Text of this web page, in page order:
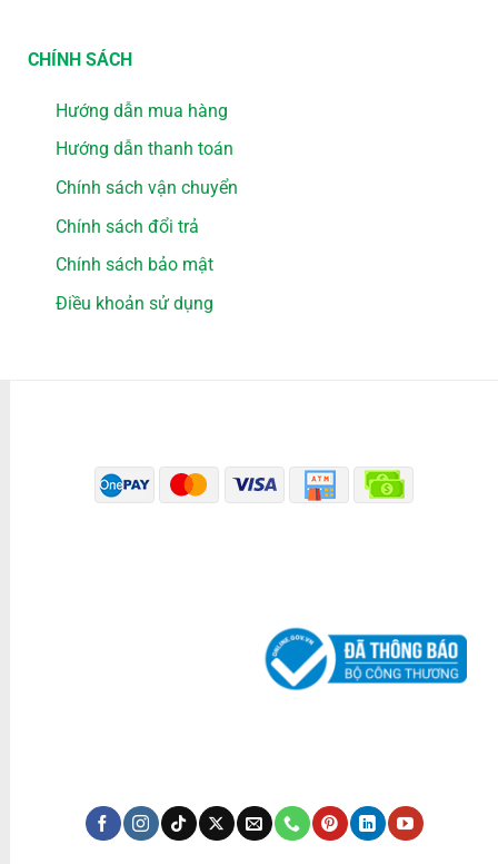
CHÍNH SÁCH
Hướng dẫn mua hàng
Hướng dẫn thanh toán
Chính sách vận chuyển
Chính sách đổi trả
Chính sách bảo mật
Điều khoản sử dụng